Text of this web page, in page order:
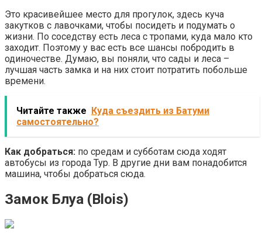
Это красивейшее место для прогулок, здесь куча
закутков с лавочками, чтобы посидеть и подумать о
жизни. По соседству есть леса с тропами, куда мало кто
заходит. Поэтому у вас есть все шансы побродить в
одиночестве. Думаю, вы поняли, что сады и леса –
лучшая часть замка и на них стоит потратить побольше
времени.
Читайте также Куда съездить из Батуми
самостоятельно?
Как добраться: по средам и субботам сюда ходят
автобусы из города Тур. В другие дни вам понадобится
машина, чтобы добраться сюда.
Замок Блуа (Blois)